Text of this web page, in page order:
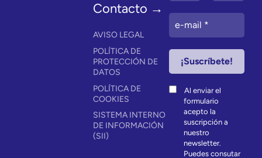
Contacto →
AVISO LEGAL
POLÍTICA DE
PROTECCIÓN DE
DATOS
POLÍTICA DE
COOKIES
SISTEMA INTERNO
DE INFORMACIÓN
(SII)
Al enviar el
formulario
acepto la
suscripción a
nuestro
newsletter.
Puedes consutar